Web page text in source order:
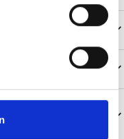
alleen voor